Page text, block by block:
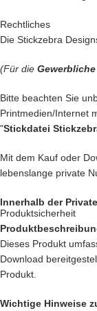
•Kreative
•Personalisierte
•Bezaubernde
•Individuell
•Geschenke,die
Mit dieser Stickdatei
Blickfang.
Rechtliches
Die Stickzebra
(Für die
Bitte beachten Sie
Printmedien/Internet
"Stickdatei
Mit dem Kauf oder
lebenslange private
Innerhalb der
Private Nutzung auf
hergestellt worden
Stickdatei bestickt
Nutzung auf
Produktsicherheit
Dieses Produkt
Download
Produkt.
Wichtige Hinweise